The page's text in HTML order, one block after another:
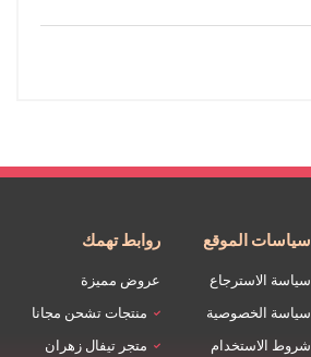
سياسات الموقع
سياسة الاسترجاع
سياسة الخصوصية
شروط الاستخدام
روابط تهمك
عروض مميزة
منتجات تشحن مجانا
متجر تيفال زهران